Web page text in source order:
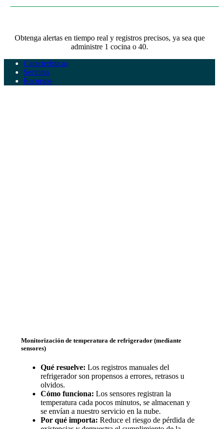
Obtenga alertas en tiempo real y registros precisos, ya sea que
administre 1 cocina o 40.
Características
Sectores
Recursos
Monitorización de temperatura de refrigerador (mediante
sensores)
Qué resuelve: Los registros manuales del
refrigerador son propensos a errores, retrasos u
olvidos.
Cómo funciona: Los sensores registran la
temperatura cada pocos minutos, se almacenan y
se envían a nuestro servicio en la nube.
Por qué importa: Reduce el riesgo de pérdida de